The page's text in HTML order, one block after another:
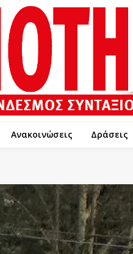
Ανακοινώσεις Δράσεις